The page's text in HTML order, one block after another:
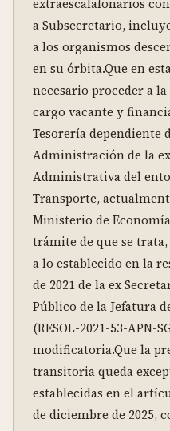
extraescalafonarios
a Subsecretario,
a los organismos
en su órbita.Que en
necesario proceder a
cargo vacante y
Tesorería dependiente
Administración de la
Administrativa del
Transporte,
Ministerio de
trámite de que se
a lo establecido en la
de 2021 de la ex
Público de la Jefatura
(RESOL-2021-53-APN-
modificatoria.Que la
transitoria queda
establecidas en el
de diciembre de 2025,